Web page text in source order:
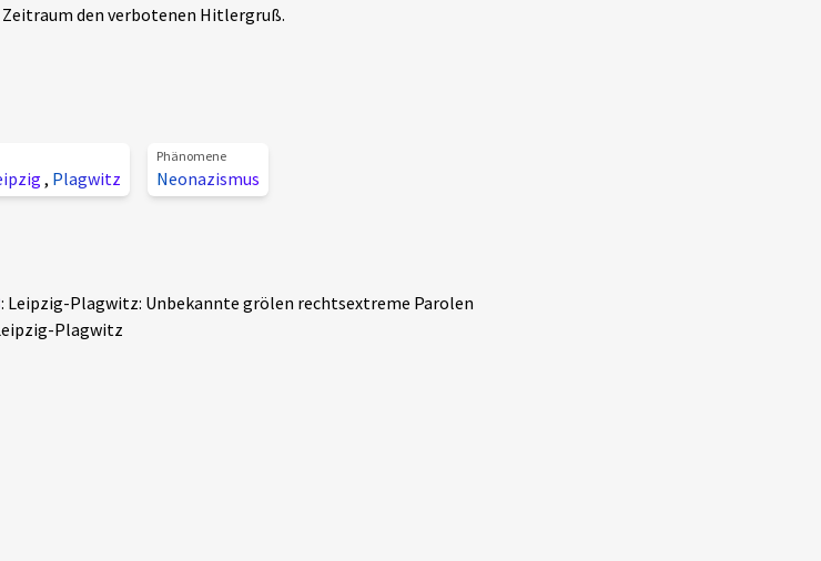
den verbotenen Hitlergruß.
, Plagwitz
Phänomene
Neonazismus
: Leipzig-Plagwitz: Unbekannte grölen rechtsextreme Parolen
Plagwitz